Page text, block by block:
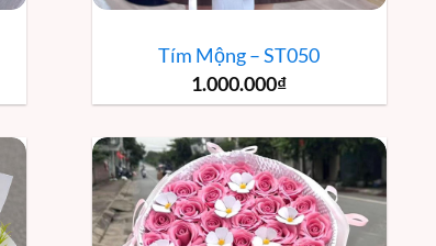
Tím Mộng – ST050
1.000.000₫